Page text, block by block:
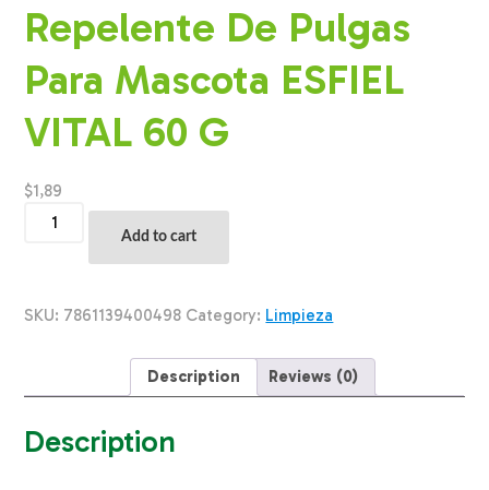
Repelente De Pulgas
Para Mascota ESFIEL
VITAL 60 G
$1,89
Repelente
ESFIEL
Add to cart
SKU: 7861139400498 Category: Limpieza
Description Reviews (0)
Description